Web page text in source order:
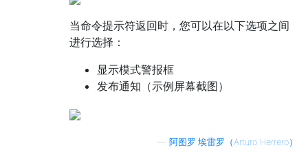
当命令提示符返回时，您可以在以下选项之间
进行选择：
显示模式警报框
发布通知（示例屏幕截图）
阿图罗·埃雷罗（Arturo Herrero）